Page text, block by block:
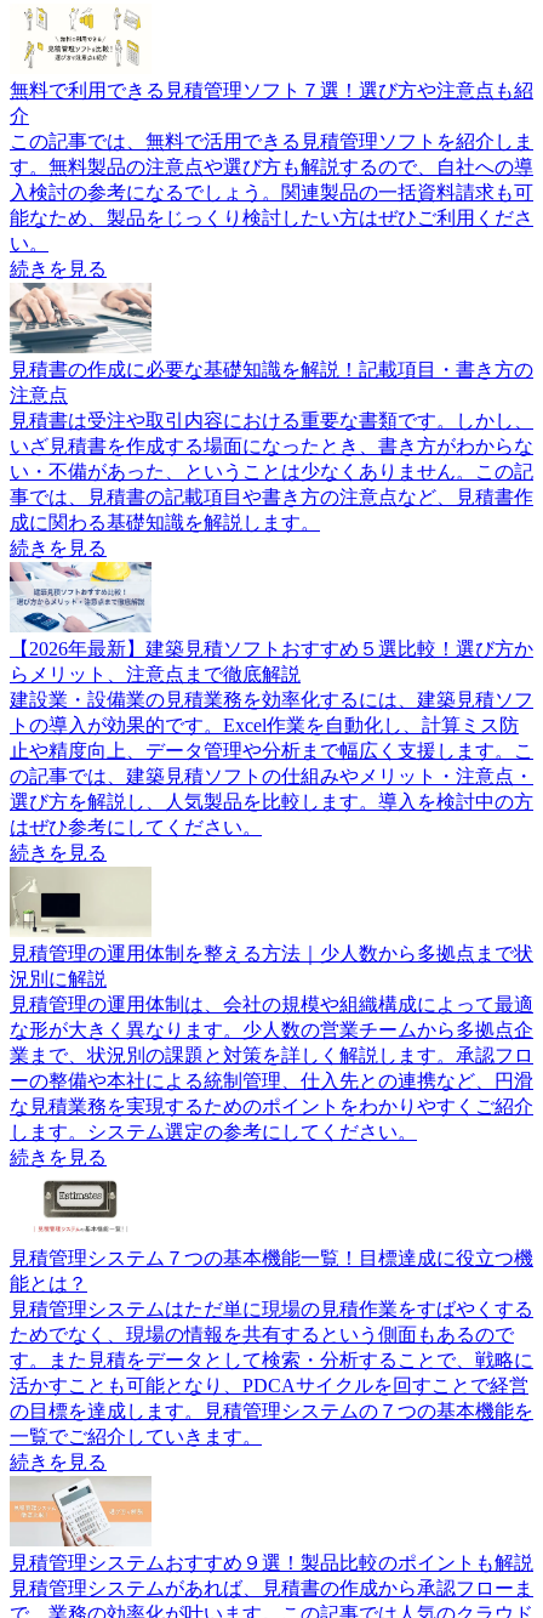
無料で利用できる見積管理ソフト７選！選び方や注意点も紹
介
この記事では、無料で活用できる見積管理ソフトを紹介しま
す。無料製品の注意点や選び方も解説するので、自社への導
入検討の参考になるでしょう。関連製品の一括資料請求も可
能なため、製品をじっくり検討したい方はぜひご利用くださ
い。
続きを見る
見積書の作成に必要な基礎知識を解説！記載項目・書き方の
注意点
見積書は受注や取引内容における重要な書類です。しかし、
いざ見積書を作成する場面になったとき、書き方がわからな
い・不備があった、ということは少なくありません。この記
事では、見積書の記載項目や書き方の注意点など、見積書作
成に関わる基礎知識を解説します。
続きを見る
【2026年最新】建築見積ソフトおすすめ５選比較！選び方か
らメリット、注意点まで徹底解説
建設業・設備業の見積業務を効率化するには、建築見積ソフ
トの導入が効果的です。Excel作業を自動化し、計算ミス防
止や精度向上、データ管理や分析まで幅広く支援します。こ
の記事では、建築見積ソフトの仕組みやメリット・注意点・
選び方を解説し、人気製品を比較します。導入を検討中の方
はぜひ参考にしてください。
続きを見る
見積管理の運用体制を整える方法｜少人数から多拠点まで状
況別に解説
見積管理の運用体制は、会社の規模や組織構成によって最適
な形が大きく異なります。少人数の営業チームから多拠点企
業まで、状況別の課題と対策を詳しく解説します。承認フロ
ーの整備や本社による統制管理、仕入先との連携など、円滑
な見積業務を実現するためのポイントをわかりやすくご紹介
します。システム選定の参考にしてください。
続きを見る
見積管理システム７つの基本機能一覧！目標達成に役立つ機
能とは？
見積管理システムはただ単に現場の見積作業をすばやくする
ためでなく、現場の情報を共有するという側面もあるので
す。また見積をデータとして検索・分析することで、戦略に
活かすことも可能となり、PDCAサイクルを回すことで経営
の目標を達成します。見積管理システムの７つの基本機能を
一覧でご紹介していきます。
続きを見る
見積管理システムおすすめ９選！製品比較のポイントも解説
見積管理システムがあれば、見積書の作成から承認フローま